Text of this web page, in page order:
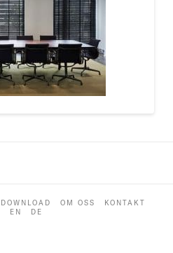
DOWNLOAD OM OSS
KONTAKT
EN DE